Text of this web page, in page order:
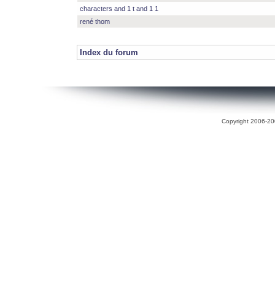
characters and 1 t and 1 1
rené thom
Index du forum
Copyright 2006-